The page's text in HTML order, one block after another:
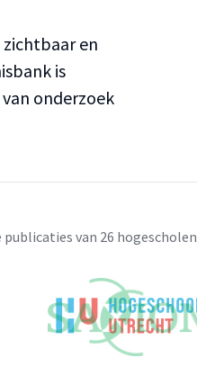
en
is
onderzoek
publicaties van 26 hogescholen